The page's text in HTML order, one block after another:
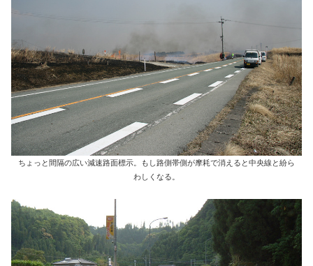
ちょっと間隔の広い減速路面標示。もし路側帯側が摩耗で消えると中央線と紛ら
わしくなる。